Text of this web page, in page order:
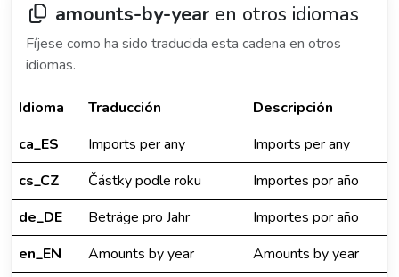
amounts-by-year en otros idiomas
Fíjese como ha sido traducida esta cadena en otros
idiomas.
Idioma Traducción
Descripción
ca_ES
Imports per any
Imports per any
cs_CZ
Částky podle roku
Importes por año
de_DE
Beträge pro Jahr
Importes por año
en_EN
Amounts by year
Amounts by year